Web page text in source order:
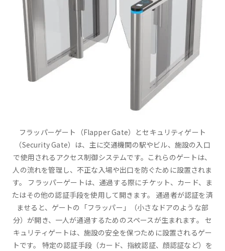
フラッパーゲート（Flapper Gate）とセキュリティゲート
（Security Gate）は、主に交通機関の駅やビル、施設の入口
で使用されるアクセス制御システムです。これらのゲートは、
人の流れを管理し、不正な入場や出口を防ぐために設置されま
す。 フラッパーゲートは、通過する際にチケット、カード、ま
たはその他の認証手段を使用して開きます。 通過者が認証を済
ませると、ゲートの「フラッパー」（小さなドアのような部
分）が開き、一人が通過するためのスペースが生まれます。 セ
キュリティゲートは、施設の安全を保つために設置されるゲー
トです。 特定の認証手段（カード、指紋認証、顔認証など）を